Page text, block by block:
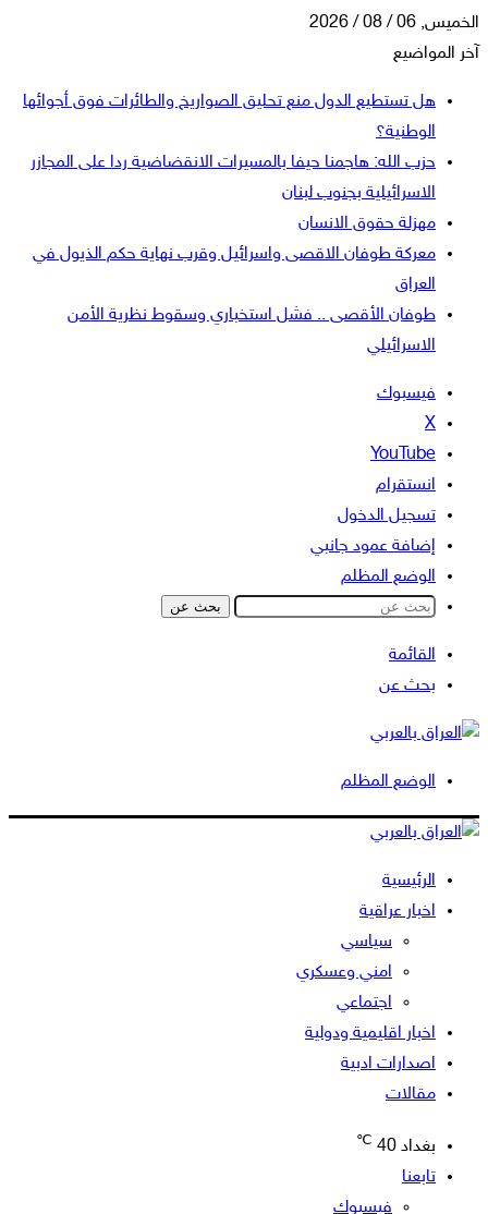
/ 2026
هل تستطيع الدول منع تحليق الصواريخ والطائرات فوق أجوائها
الوطنية؟
حزب الله: هاجمنا حيفا بالمسيرات الانقضاضية ردا على المجازر
الاسرائيلية بجنوب لبنان
مهزلة حقوق الانسان
معركة طوفان الاقصى واسرائيل وقرب نهاية حكم الذيول في
طوفان الأقصى .. فشل استخباري وسقوط نظرية الأمن
الاسرائيلي
فيسبوك
‫YouTube
انستقرام
تسجيل الدخول
إضافة عمود جانبي
الوضع المظلم
بحث عن
القائمة
بحث عن
الوضع المظلم
الرئيسية
اخبار عراقية
سياسي
امني وعسكري
اجتماعي
اخبار اقليمية ودولية
اصدارات ادبية
مقالات
بغداد 40
℃
تابعنا
فيسبوك